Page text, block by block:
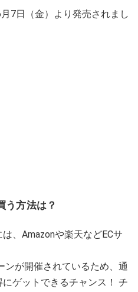
7日（金）より発売されまし
う方法は？
、Amazonや楽天などECサ
ンが開催されているため、通
ゲットできるチャンス！ チ